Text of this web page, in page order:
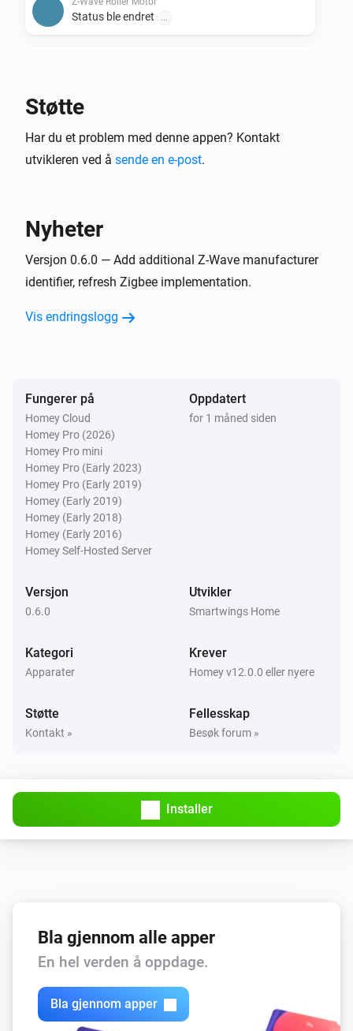
Status ble endret ...
Posisjonen ble endret
Batterinivået ble endret
Og …
Z-Wave Roller Motor
Status er
Zigbee Roller Motor
Status er ...
Så …
Matter Roller Motor
Matter Roller Motor
Z-Wave Roller Motor
Innstill posisjonen til %
Innstill posisjonen til
Innstill status ...
Støtte
Har du et problem med denne appen? Kontakt
utvikleren ved å sende en e-post.
Nyheter
Versjon 0.6.0 — Add additional Z-Wave manufacturer
identifier, refresh Zigbee implementation.
Vis endringslogg
Fungerer på
Homey Cloud
Homey Pro (2026)
Homey Pro mini
Homey Pro (Early 2023)
Homey Pro (Early 2019)
Homey (Early 2019)
Homey (Early 2018)
Homey (Early 2016)
Homey Self-Hosted Server
Oppdatert
for 1 måned siden
Versjon
0.6.0
Utvikler
Smartwings Home
Kategori
Apparater
Krever
Homey v12.0.0 eller nyere
Støtte
Kontakt »
Fellesskap
Besøk forum »
Installer
Bla gjennom alle apper
En hel verden å oppdage.
Bla gjennom apper